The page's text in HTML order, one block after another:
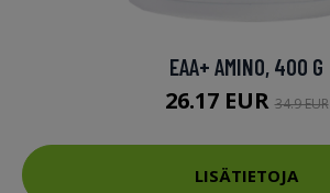
EAA+ AMINO, 400 G
26.17 EUR34.9 EUR
LISÄTIETOJA